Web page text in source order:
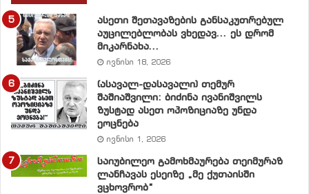
(ი.ჭავჭავაძე) დარბაზი
•პოლიტიკურ პარტიათა ასამბლეა
(ჩვენ ამის აუცილებლობაზე ორ თვეზე მეტია
ვსაუბრობთ … )
ჩვენ ვთვლით , რომ საზოგადოებაში მომწიფდა აზრი
ხალხის მიერ ხელისუფლების გასამართლების
თაობაზე. მართლაც, დადგა დრო ხალხმა
გაასამართლოს ხელისუფლება. ეს უნდა იყოს ”მოქ-
კავშირისა” და მისი პოლიტიკური მემკვიდრე ”ნაც.
ასეთი შეთავაზების განსაკუთრებულ
აუცილებლობას ვხედავ… ეს დრომ
მიკარნახა…
ივნისი 18, 2026
(ასავალ-დასავალი) თემურ
შაშიაშვილი: ბიძინა ივანიშვილს
ზუსტად ასეთ ოპოზიციაზე უნდა
ეოცნება
ივნისი 1, 2026
საიუბილეო გამოხმაურება თეიმურაზ
ლანჩავას ესეიზე „მე ქუთაისში
ვცხოვრობ“